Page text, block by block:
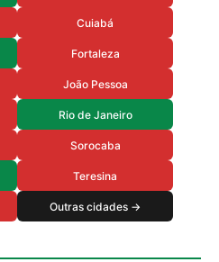
Cuiabá
Fortaleza
João Pessoa
Rio de Janeiro
Sorocaba
Teresina
Outras cidades →